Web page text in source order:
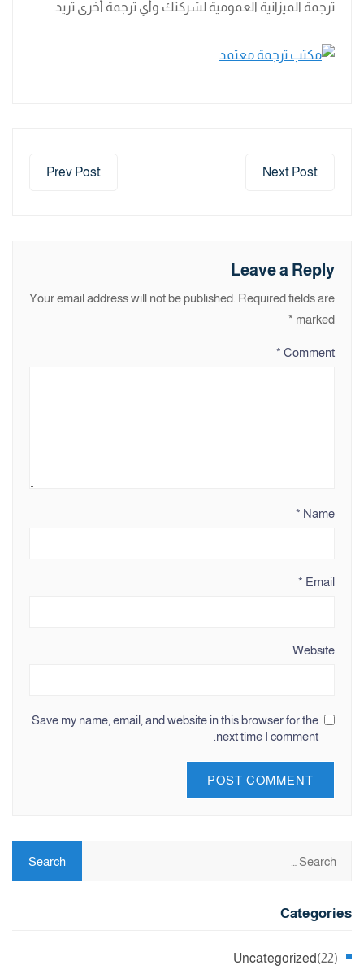
ترجمة الميزانية العمومية لشركتك وأي ترجمة أخرى تريد.
Prev Post Next Post
Leave a Reply
Your email address will not be published. Required fields are
marked
*
Comment
*
Name
*
Email
*
Website
Save my name, email, and website in this browser for the
next time I comment.
Categories
Uncategorized (22)